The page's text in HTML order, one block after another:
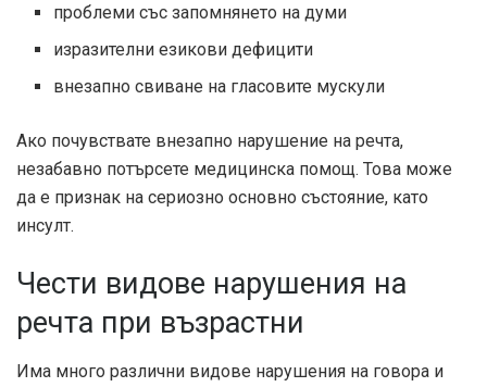
проблеми със запомнянето на думи
изразителни езикови дефицити
внезапно свиване на гласовите мускули
Ако почувствате внезапно нарушение на речта,
незабавно потърсете медицинска помощ. Това може
да е признак на сериозно основно състояние, като
инсулт.
Чести видове нарушения на
речта при възрастни
Има много различни видове нарушения на говора и